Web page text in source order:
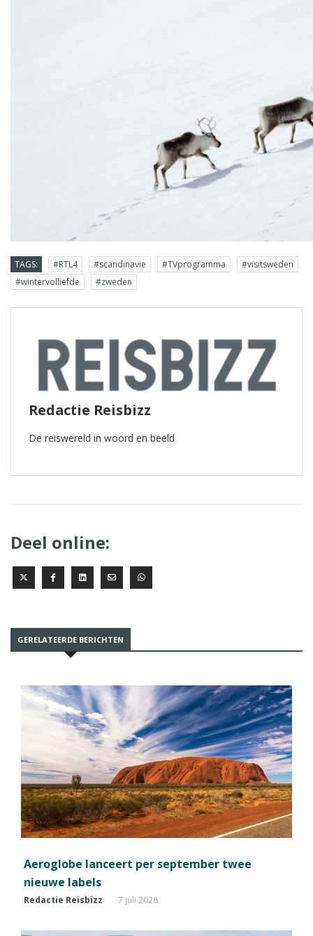
TAGS: #RTL4 #scandinavie #TVprogramma
#visitsweden
#wintervolliefde
#zweden
Redactie Reisbizz
De reiswereld in woord en beeld
Deel online:
GERELATEERDE BERICHTEN
Aeroglobe lanceert per september twee
nieuwe labels
Redactie Reisbizz 7 juli 2026